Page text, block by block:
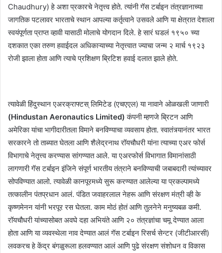
Chaudhury) हे अशा प्रकारचे नेतृत्त्व होते. त्यांनी गॅस टर्बाइन तंत्रज्ञानाच्या
जागतिक पटलावर भारताचे स्थान आपल्या कर्तृत्वाने उसवले आणि या क्षेत्रात देशाला
स्वयंपूर्णता प्राप्त व्हावी यासाठी मोलाचे योगदान दिले. हे सारं घडलं १९५० च्या
दशकात एका तरुण हवाईदल अधिकाऱ्याच्या नेतृत्त्वात ज्याचा जन्म २ मार्च १९२३
रोजी झाला होता आणि त्याचे प्रशिक्षण ब्रिटिश हवाई दलात झाले होते.
त्यावेळी हिंदुस्थान एअरक्राफ्टस् लिमिटेड (एचएएल) या नावाने ओळखली जाणारी
(Hindustan Aeronautics Limited)कंपनी म्हणजे ब्रिटन आणि
अमेरिका यांचा भागीदारीतला विमाने बनविण्याचा व्यवसाय होता. स्वातंत्र्यानंतर भारत
सरकारने तो ताब्यात घेतला आणि शैलेद्रनाथ रॉयचौधरी यांना त्याच्या एअर फोर्स
विभागाचे नेतृत्त्व करण्यास सांगण्यात आले. या एअरफोर्स विभागात विमानांसाठी
लागणारी गॅस टर्बाइन इंजिने संपूर्ण भारतीय तंत्राने बनविण्याची जबाबदारी त्यांच्यावर
सोपविण्यात आलो. त्यावेळी कानपूरमध्ये सुरू करण्यात आलेल्या या प्रकल्पामध्ये
तत्कालीन पंतप्रधान आलं. पंडित जवाहरलाल नेहरू आणि संरक्षण मंत्री व्ही के
कृष्णमेनन यांनी भरपूर रस घेतला. काम मोठं होतं आणि तुलनेने मनुष्यबळ कमी.
रॉयचौधरी यांच्यासोबत अवघे दहा अभियंते आणि २० तंत्रज्ञांचा चमू देण्यात आला
होता आणि या व्यवस्थेला नाव देण्यात आलं गॅस टर्बाइन रिसर्च सेन्टर (जीटीआरसी)
लवकरच हे केंद्र बंगळुरूला हलवण्यात आलं आणि पुढे संरक्षण संशोधन व विकास